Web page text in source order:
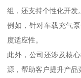
组，还支持个性化开发。
例如，针对车载充气
度适应性。
此外，公司还涉及核
源，帮助客户提升产品